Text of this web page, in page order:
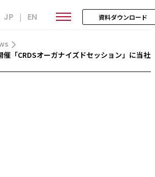
JP | EN 資料ダウンロード
催「CRDSオーガナイズドセッション」に当社